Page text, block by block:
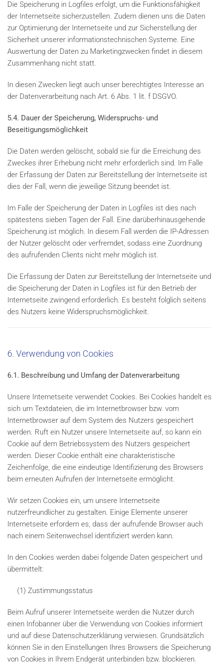
Die Speicherung in Logfiles erfolgt, um die Funktionsfähigkeit
der Internetseite sicherzustellen. Zudem dienen uns die Daten
zur Optimierung der Internetseite und zur Sicherstellung der
Sicherheit unserer informationstechnischen Systeme. Eine
Auswertung der Daten zu Marketingzwecken findet in diesem
Zusammenhang nicht statt.
In diesen Zwecken liegt auch unser berechtigtes Interesse an
der Datenverarbeitung nach Art. 6 Abs. 1 lit. f DSGVO.
5.4. Dauer der Speicherung, Widerspruchs- und
Beseitigungsmöglichkeit
Die Daten werden gelöscht, sobald sie für die Erreichung des
Zweckes ihrer Erhebung nicht mehr erforderlich sind. Im Falle
der Erfassung der Daten zur Bereitstellung der Internetseite ist
dies der Fall, wenn die jeweilige Sitzung beendet ist.
Im Falle der Speicherung der Daten in Logfiles ist dies nach
spätestens sieben Tagen der Fall. Eine darüberhinausgehende
Speicherung ist möglich. In diesem Fall werden die IP-Adressen
der Nutzer gelöscht oder verfremdet, sodass eine Zuordnung
des aufrufenden Clients nicht mehr möglich ist.
Die Erfassung der Daten zur Bereitstellung der Internetseite und
die Speicherung der Daten in Logfiles ist für den Betrieb der
Internetseite zwingend erforderlich. Es besteht folglich seitens
des Nutzers keine Widerspruchsmöglichkeit.
6. Verwendung von Cookies
6.1. Beschreibung und Umfang der Datenverarbeitung
Unsere Internetseite verwendet Cookies. Bei Cookies handelt es
sich um Textdateien, die im Internetbrowser bzw. vom
Internetbrowser auf dem System des Nutzers gespeichert
werden. Ruft ein Nutzer unsere Internetseite auf, so kann ein
Cookie auf dem Betriebssystem des Nutzers gespeichert
werden. Dieser Cookie enthält eine charakteristische
Zeichenfolge, die eine eindeutige Identifizierung des Browsers
beim erneuten Aufrufen der Internetseite ermöglicht.
Wir setzen Cookies ein, um unsere Internetseite
nutzerfreundlicher zu gestalten. Einige Elemente unserer
Internetseite erfordern es, dass der aufrufende Browser auch
nach einem Seitenwechsel identifiziert werden kann.
In den Cookies werden dabei folgende Daten gespeichert und
übermittelt:
(1) Zustimmungsstatus
Beim Aufruf unserer Internetseite werden die Nutzer durch
einen Infobanner über die Verwendung von Cookies informiert
und auf diese Datenschutzerklärung verwiesen. Grundsätzlich
können Sie in den Einstellungen Ihres Browsers die Speicherung
von Cookies in Ihrem Endgerät unterbinden bzw. blockieren.